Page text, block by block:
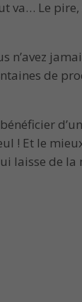
Le
de
Et le
laisse de la